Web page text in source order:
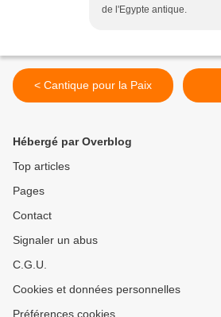
de l'Egypte antique.
< Cantique pour la Paix
Hébergé par Overblog
Top articles
Pages
Contact
Signaler un abus
C.G.U.
Cookies et données personnelles
Préférences cookies